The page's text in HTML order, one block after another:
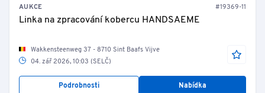
AUKCE #19369-11
Linka na zpracování kobercu HANDSAEME
Wakkensteenweg 37 - 8710 Sint Baafs Vijve
04. zář 2026, 10:03 (SELČ)
Podrobnosti Nabídka